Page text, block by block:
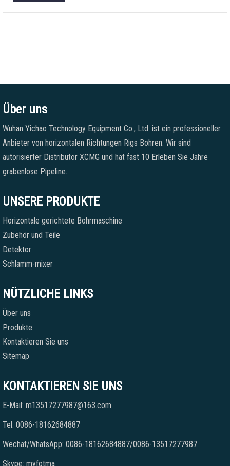
Über uns
Wuhan Yichao Technology Equipment Co., Ltd. ist ein professioneller
Anbieter von horizontalen Richtungen Rigs Bohren. Wir sind
autorisierter Distributor XCMG und hat fast 10 Erleben Sie Jahre
grabenlose Pipeline.
UNSERE PRODUKTE
Horizontale gerichtete Bohrmaschine
Zubehör und Teile
Detektor
Schlamm-mixer
NÜTZLICHE LINKS
Über uns
Produkte
Kontaktieren Sie uns
Sitemap
KONTAKTIEREN SIE UNS
E-Mail: m13517277987@163.com
Tel: 0086-18162684887
Wechat/WhatsApp: 0086-18162684887/0086-13517277987
Skype: myfotma